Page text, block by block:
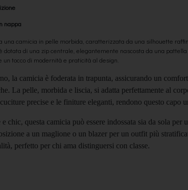
nappa
una camicia in pelle morbida, caratterizzata da una silhouette
dotata di una zip centrale, elegantemente nascosta da una
un tocco di modernità e praticità al design.
la camicia è foderata in trapunta, assicurando un
La pelle, morbida e liscia, si adatta perfettamente al
precise e le finiture eleganti, rendono questo capo
e chic, questa camicia può essere indossata sia da sola per
a un maglione o un blazer per un outfit più
perfetto per chi ama distinguersi con classe.